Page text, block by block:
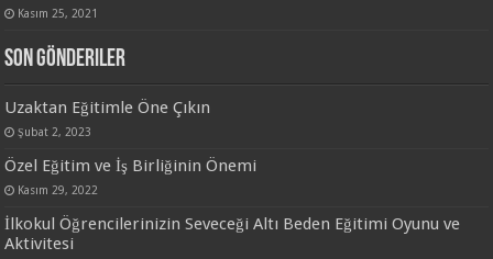
Kasım 25, 2021
Son Gönderiler
Uzaktan Eğitimle Öne Çıkın
Şubat 2, 2023
Özel Eğitim ve İş Birliğinin Önemi
Kasım 29, 2022
İlkokul Öğrencilerinizin Seveceği Altı Beden Eğitimi Oyunu ve
Aktivitesi